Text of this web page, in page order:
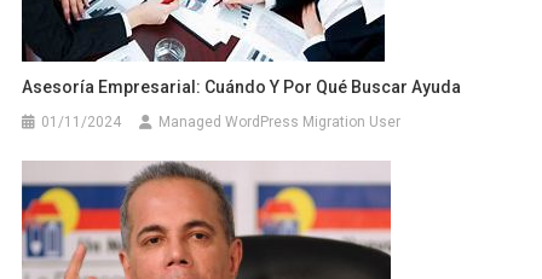
Asesoría Empresarial: Cuándo Y Por Qué Buscar Ayuda
01/11/2024 Managed WordPress Migration User